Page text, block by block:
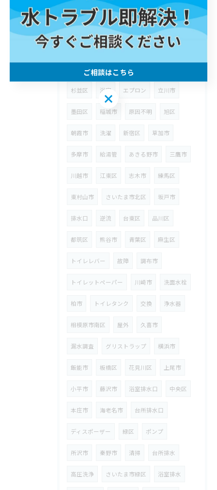
狭山市 ウォーターハンマー
台所 八潮市 漏水 修理 川崎区
町田市 武蔵野市 ウォシュレット
高津区 給水管 宮前区
杉並区 浴室 エプロン 立川市
墨田区 稲城市 原因不明 旭区
朝霞市 洗濯 新宿区 草加市
多摩市 給湯管 あきる野市 三鷹市
川越市 江東区 志木市 練馬区
東村山市 さいたま市北区 坂戸市
排水口 逆流 台東区 品川区
都筑区 熊谷市 青葉区 麻生区
トイレレバー 故障 調布市
トイレットペーパー 川崎市 洗面水栓
柏市 トイレタンク 交換 浄水器
相模原市南区 屋外 久喜市
漏水調査 グリストラップ 横浜市
飯能市 板橋区 花見川区 上尾市
小平市 藤沢市 浴室排水口 中央区
本庄市 海老名市 台所排水口
ディスポーザー 緑区 ポンプ
所沢市 秦野市 清掃 台所排水
高圧洗浄 さいたま市緑区 浴室排水
ご相談はこちら
ご相談はこちら